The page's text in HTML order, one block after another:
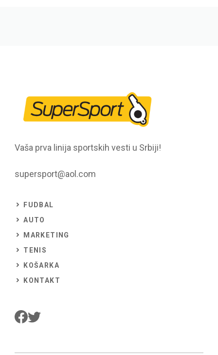
Vaša prva linija sportskih vesti u Srbiji!
supersport@aol.com
FUDBAL
AUTO
MARKETING
TENIS
KOŠARKA
KONTAKT